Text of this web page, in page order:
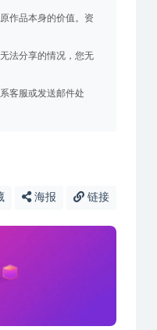
作品本身的价值。资
法分享的情况，您无
客服或发送邮件处
海报 链接